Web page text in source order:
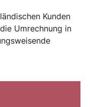
Kunden
Umrechnung in